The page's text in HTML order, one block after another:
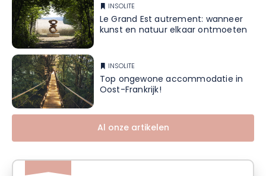
INSOLITE
Le Grand Est autrement: wanneer
kunst en natuur elkaar ontmoeten
INSOLITE
Top ongewone accommodatie in
Oost-Frankrijk!
Al onze artikelen